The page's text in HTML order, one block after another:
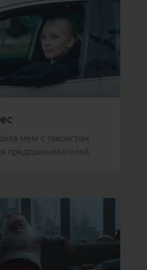
мем с таксистом
предпринимателей